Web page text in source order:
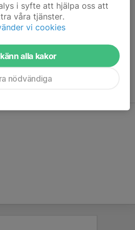
brutet kalenderår i april/maj.
jobb/år.
medlem eller familj.
eller familj till uppesittarkvällen
i syfte att hjälpa oss att
våra tjänster.
vi cookies
alla kakor
nödvändiga